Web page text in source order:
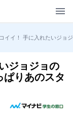
イイ！ 手に入れたいジョ
ジョジョの
りあのスタ